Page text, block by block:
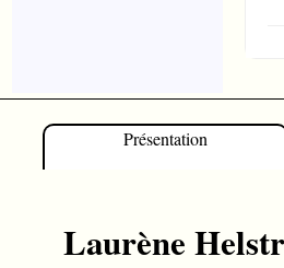
Présentation
Laurène